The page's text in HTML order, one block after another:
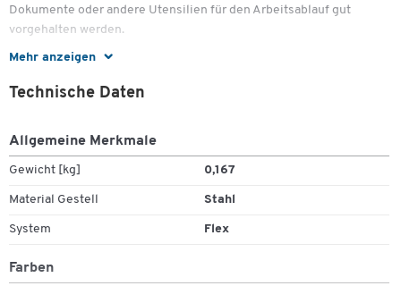
Mehr anzeigen
Dokumente oder andere Utensilien für den Arbeitsablauf gut
vorgehalten werden.
Der Anschlagbügel lässt sich in den dafür vorgesehenen
Lochungen im Ablageboden frei anbringen, so dass
bei gleichbleibend formstabiler Qualität. In der Farbe Schwarz
liefern wir die Anschlagbügel für die Ausstattung der Ablageböden
zwei Anschlagbügeln. Für den Ablageboden in der Breite von 1000
Technische Daten
Allgemeine Merkmale
Gewicht [kg] 0,167
Material Gestell Stahl
System Flex
Farben